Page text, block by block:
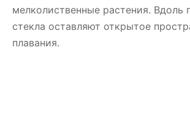
мелколиственные растения. Вдоль
стекла оставляют открытое
плавания.